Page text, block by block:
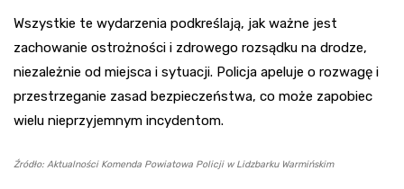
Wszystkie te wydarzenia podkreślają, jak ważne jest
zachowanie ostrożności i zdrowego rozsądku na drodze,
niezależnie od miejsca i sytuacji. Policja apeluje o rozwagę i
przestrzeganie zasad bezpieczeństwa, co może zapobiec
wielu nieprzyjemnym incydentom.
Źródło: Aktualności Komenda Powiatowa Policji w Lidzbarku Warmińskim